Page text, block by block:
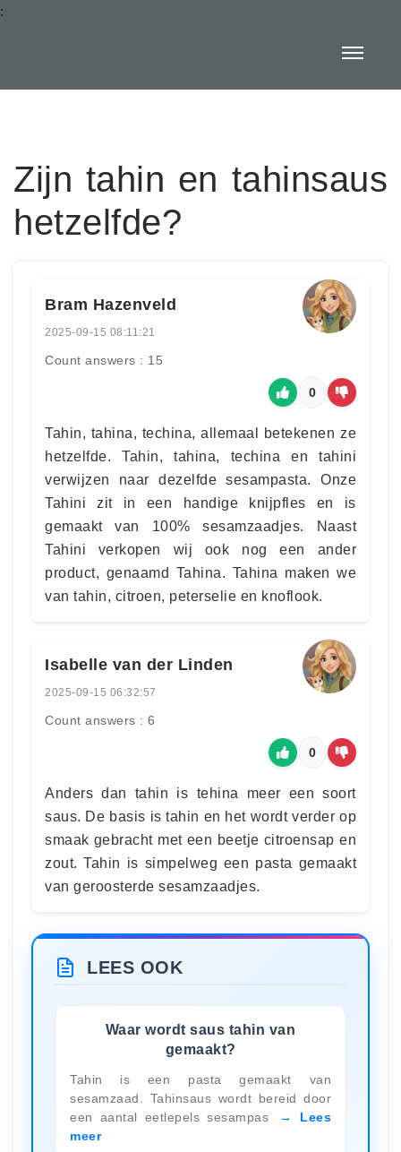
:
Zijn tahin en tahinsaus
hetzelfde?
Bram Hazenveld
2025-09-15 08:11:21
Count answers : 15
0
Tahin, tahina, techina, allemaal betekenen ze
hetzelfde. Tahin, tahina, techina en tahini
verwijzen naar dezelfde sesampasta. Onze
Tahini zit in een handige knijpfles en is
gemaakt van 100% sesamzaadjes. Naast
Tahini verkopen wij ook nog een ander
product, genaamd Tahina. Tahina maken we
van tahin, citroen, peterselie en knoflook.
Isabelle van der Linden
2025-09-15 06:32:57
Count answers : 6
0
Anders dan tahin is tehina meer een soort
saus. De basis is tahin en het wordt verder op
smaak gebracht met een beetje citroensap en
zout. Tahin is simpelweg een pasta gemaakt
van geroosterde sesamzaadjes.
LEES OOK
Waar wordt saus tahin van
gemaakt?
Tahin is een pasta gemaakt van
sesamzaad. Tahinsaus wordt bereid door
een aantal eetlepels sesampas
Lees
meer